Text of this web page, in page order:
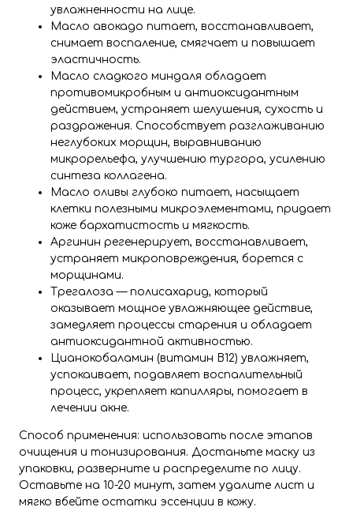
увлажненности на лице.
Масло авокадо питает, восстанавливает,
снимает воспаление, смягчает и повышает
эластичность.
Масло сладкого миндаля обладает
противомикробным и антиоксидантным
действием, устраняет шелушения, сухость и
раздражения. Способствует разглаживанию
неглубоких морщин, выравниванию
микрорельефа, улучшению тургора, усилению
синтеза коллагена.
Масло оливы глубоко питает, насыщает
клетки полезными микроэлементами, придает
коже бархатистость и мягкость.
Аргинин регенерирует, восстанавливает,
устраняет микроповреждения, борется с
морщинами.
Трегалоза — полисахарид, который
оказывает мощное увлажняющее действие,
замедляет процессы старения и обладает
антиоксидантной активностью.
Цианокобаламин (витамин B12) увлажняет,
успокаивает, подавляет воспалительный
процесс, укрепляет капилляры, помогает в
лечении акне.
Способ применения: использовать после этапов
очищения и тонизирования. Достаньте маску из
упаковки, разверните и распределите по лицу.
Оставьте на 10-20 минут, затем удалите лист и
мягко вбейте остатки эссенции в кожу.